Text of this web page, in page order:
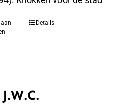
Details